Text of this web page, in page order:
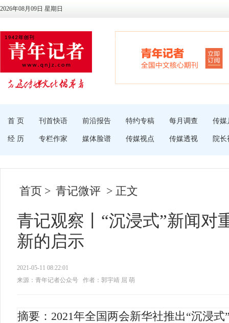
2026年08月09日 星期日
首 页 刊首快语 前沿报告 特约专稿 每月调查 传媒
经 历 专栏作家 媒体脸谱 传媒视点 传媒透视 院长
首页 > 青记微评 > 正文
青记观察丨“沉浸式”新闻对
新的启示
2021-05-11 08:22:01
来源：青年记者公众号
作者：郭宇靖 屈 萌
摘要：2021年全国两会新华社推出“沉浸